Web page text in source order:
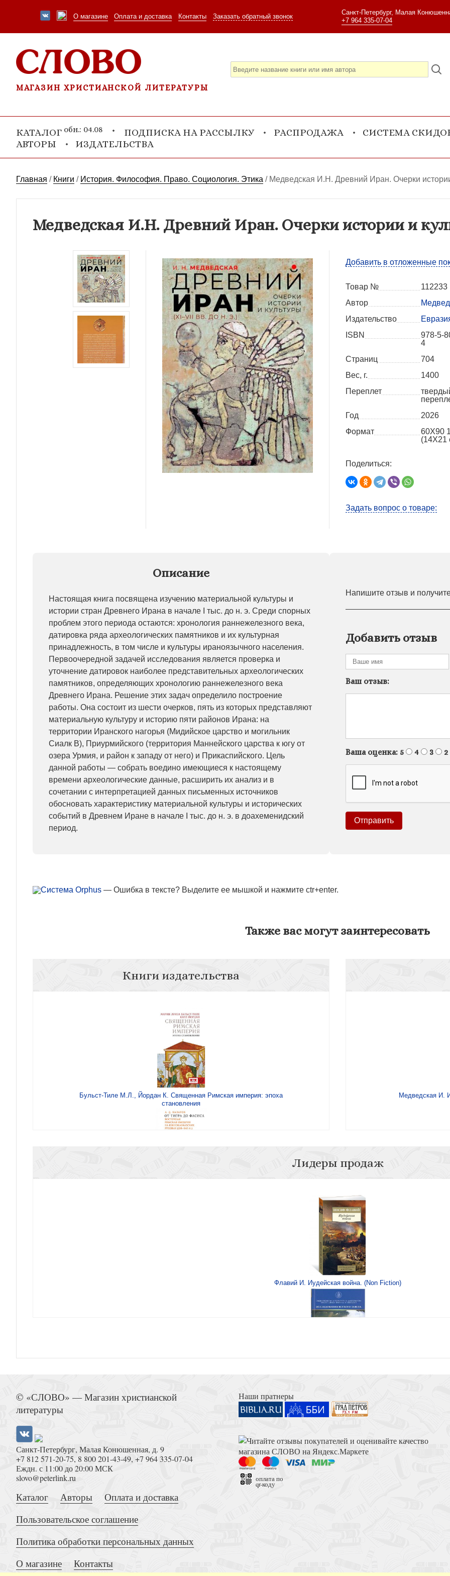
О магазине Оплата и доставка Контакты Заказать обратный звонок
Санкт-Петербург, Малая
+7 964 335-07-04
МАГАЗИН ХРИСТИАНСКОЙ ЛИТЕРАТУРЫ
КАТАЛОГ обн.: 04.08 ПОДПИСКА НА РАССЫЛКУ РАСПРОДАЖА
СИСТЕМА
АВТОРЫ
ИЗДАТЕЛЬСТВА
Главная / Книги / История. Философия. Право. Социология. Этика / Медведская И.Н. Древний Иран. Очерки
Медведская И.Н. Древний Иран. Очерки истории и
Добавить в отложенные
Товар №
112233
Автор
Издательство
ISBN
978-5-
4
Страниц
704
Вес, г.
1400
Переплет
Год
2026
Формат
60X90
(14Х21
Поделиться:
Задать вопрос о товаре:
Описание
Настоящая книга посвящена изучению материальной культуры и
истории стран Древнего Ирана в начале I тыс. до н. э. Среди спорных
проблем этого периода остаются: хронология раннежелезного века,
датировка ряда археологических памятников и их культурная
принадлежность, в том числе и культуры ираноязычного населения.
Первоочередной задачей исследования является проверка и
уточнение датировок наиболее представительных археологических
памятников, определяющих хронологию раннежелезного века
Древнего Ирана. Решение этих задач определило построение
работы. Она состоит из шести очерков, пять из которых представляют
материальную культуру и историю пяти районов Ирана: на
территории Иранского нагорья (Мидийское царство и могильник
Сиалк B), Приурмийского (территория Маннейского царства к югу от
озера Урмия, и район к западу от него) и Прикаспийского. Цель
данной работы — собрать воедино имеющиеся к настоящему
времени археологические данные, расширить их анализ и в
сочетании с интерпретацией данных письменных источников
обосновать характеристику материальной культуры и исторических
событий в Древнем Иране в начале I тыс. до н. э. в доахеменидский
период.
Напишите отзыв и
Добавить отзыв
Ваш отзыв:
Ваша оценка: 5 4 3 2
— Ошибка в тексте? Выделите ее мышкой и нажмите ctr+enter.
Также вас могут заинтересовать
Медведская И.
Книги издательства
Бульст-Тиле М.Л., Йордан К. Священная Римская империя: эпоха
становления
Чудеса в житиях средневековых святых западной церкви. Март,
апрель, май
Испанские Габсбурги и Миланское наследство
Лидеры продаж
Флавий И. Иудейская война. (Non Fiction)
Книга Иисуса Навина
Толкование на Апокалипсис (Тихоний Африканский)
© «СЛОВО» — Магазин христианской
литературы
Санкт-Петербург, Малая Конюшенная, д. 9
+7 812 571-20-75, 8 800 201-43-49, +7 964 335-07-04
Еждн. с 11:00 до 20:00 МСК
slovo@peterlink.ru
Каталог Авторы
Оплата и доставка
Пользовательское соглашение
Политика обработки персональных данных
О магазине
Контакты
Наши пратнеры
оплата по
qr-коду